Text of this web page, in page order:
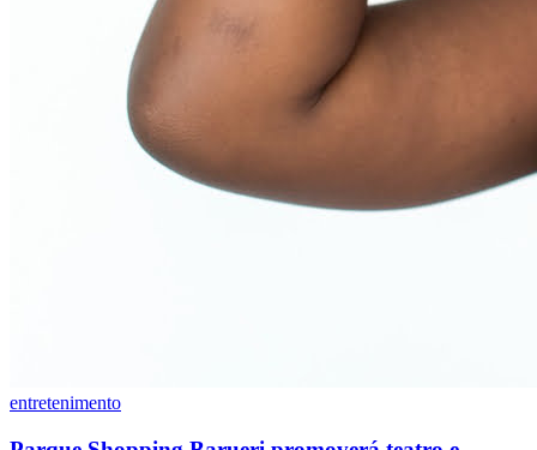
entretenimento